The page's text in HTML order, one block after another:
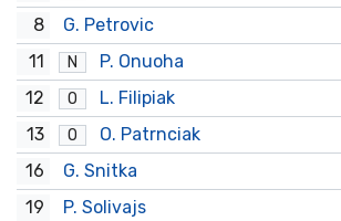
8
G. Petrovic
11
N P. Onuoha
12 O
L. Filipiak
13
O O. Patrnciak
16
G. Snitka
19
P. Solivajs